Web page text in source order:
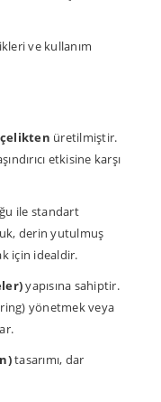
ve kullanım
üretilmiştir.
etkisine karşı
ile standart
derin yutulmuş
için idealdir.
yapısına sahiptir.
ring) yönetmek veya
tasarımı, dar